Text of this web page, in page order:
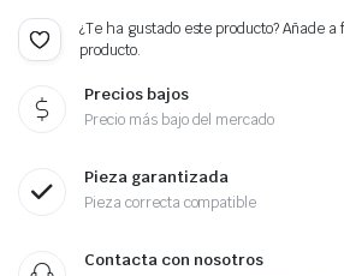
¿Te ha gustado este producto? Añade a
producto.
Precios bajos
Precio más bajo del mercado
Pieza garantizada
Pieza correcta compatible
Contacta con nosotros